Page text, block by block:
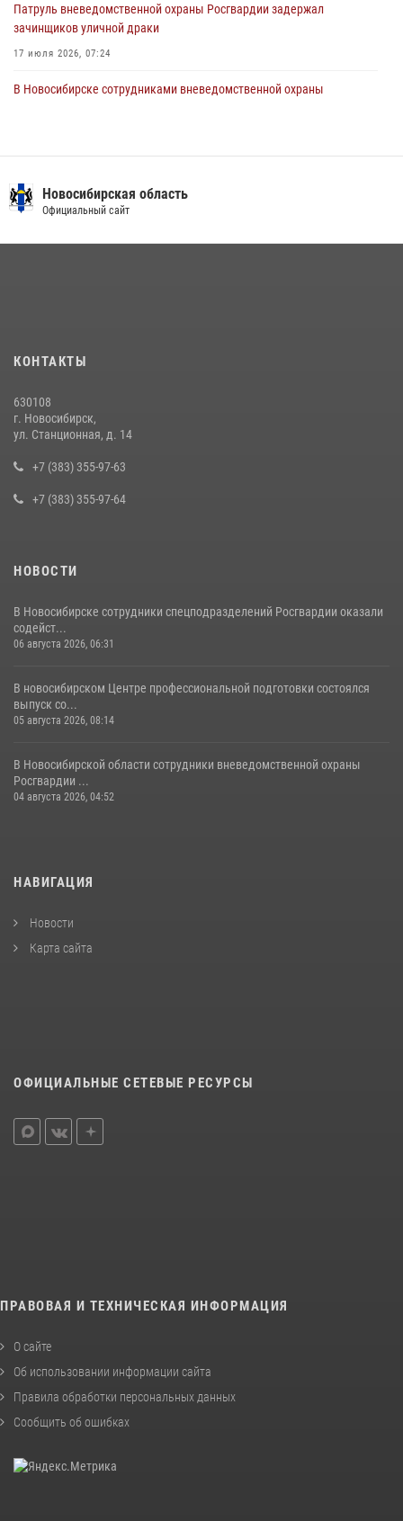
Патруль вневедомственной охраны Росгвардии задержал
зачинщиков уличной драки
17 июля 2026, 07:24
В Новосибирске сотрудниками вневедомственной охраны
гражданина, который приобрел наркотическое вещество через
«закладку»
Росгвардии задержан подозреваемый в грабеже
При силовой поддержке бойцов ОМОН и СОБР Росгвардии
в сфере страхования
29 июля 2026, 05:19
Новосибирская область
Официальный сайт
КОНТАКТЫ
630108
г. Новосибирск,
ул. Станционная, д. 14
+7 (383) 355-97-63
+7 (383) 355-97-64
НОВОСТИ
В Новосибирске сотрудники спецподразделений Росгвардии оказали
содейст...
06 августа 2026, 06:31
В новосибирском Центре профессиональной подготовки состоялся
выпуск со...
05 августа 2026, 08:14
В Новосибирской области сотрудники вневедомственной охраны
Росгвардии ...
04 августа 2026, 04:52
НАВИГАЦИЯ
Новости
Карта сайта
ОФИЦИАЛЬНЫЕ СЕТЕВЫЕ РЕСУРСЫ
ПРАВОВАЯ И ТЕХНИЧЕСКАЯ ИНФОРМАЦИЯ
О сайте
Об использовании информации сайта
Правила обработки персональных данных
Сообщить об ошибках